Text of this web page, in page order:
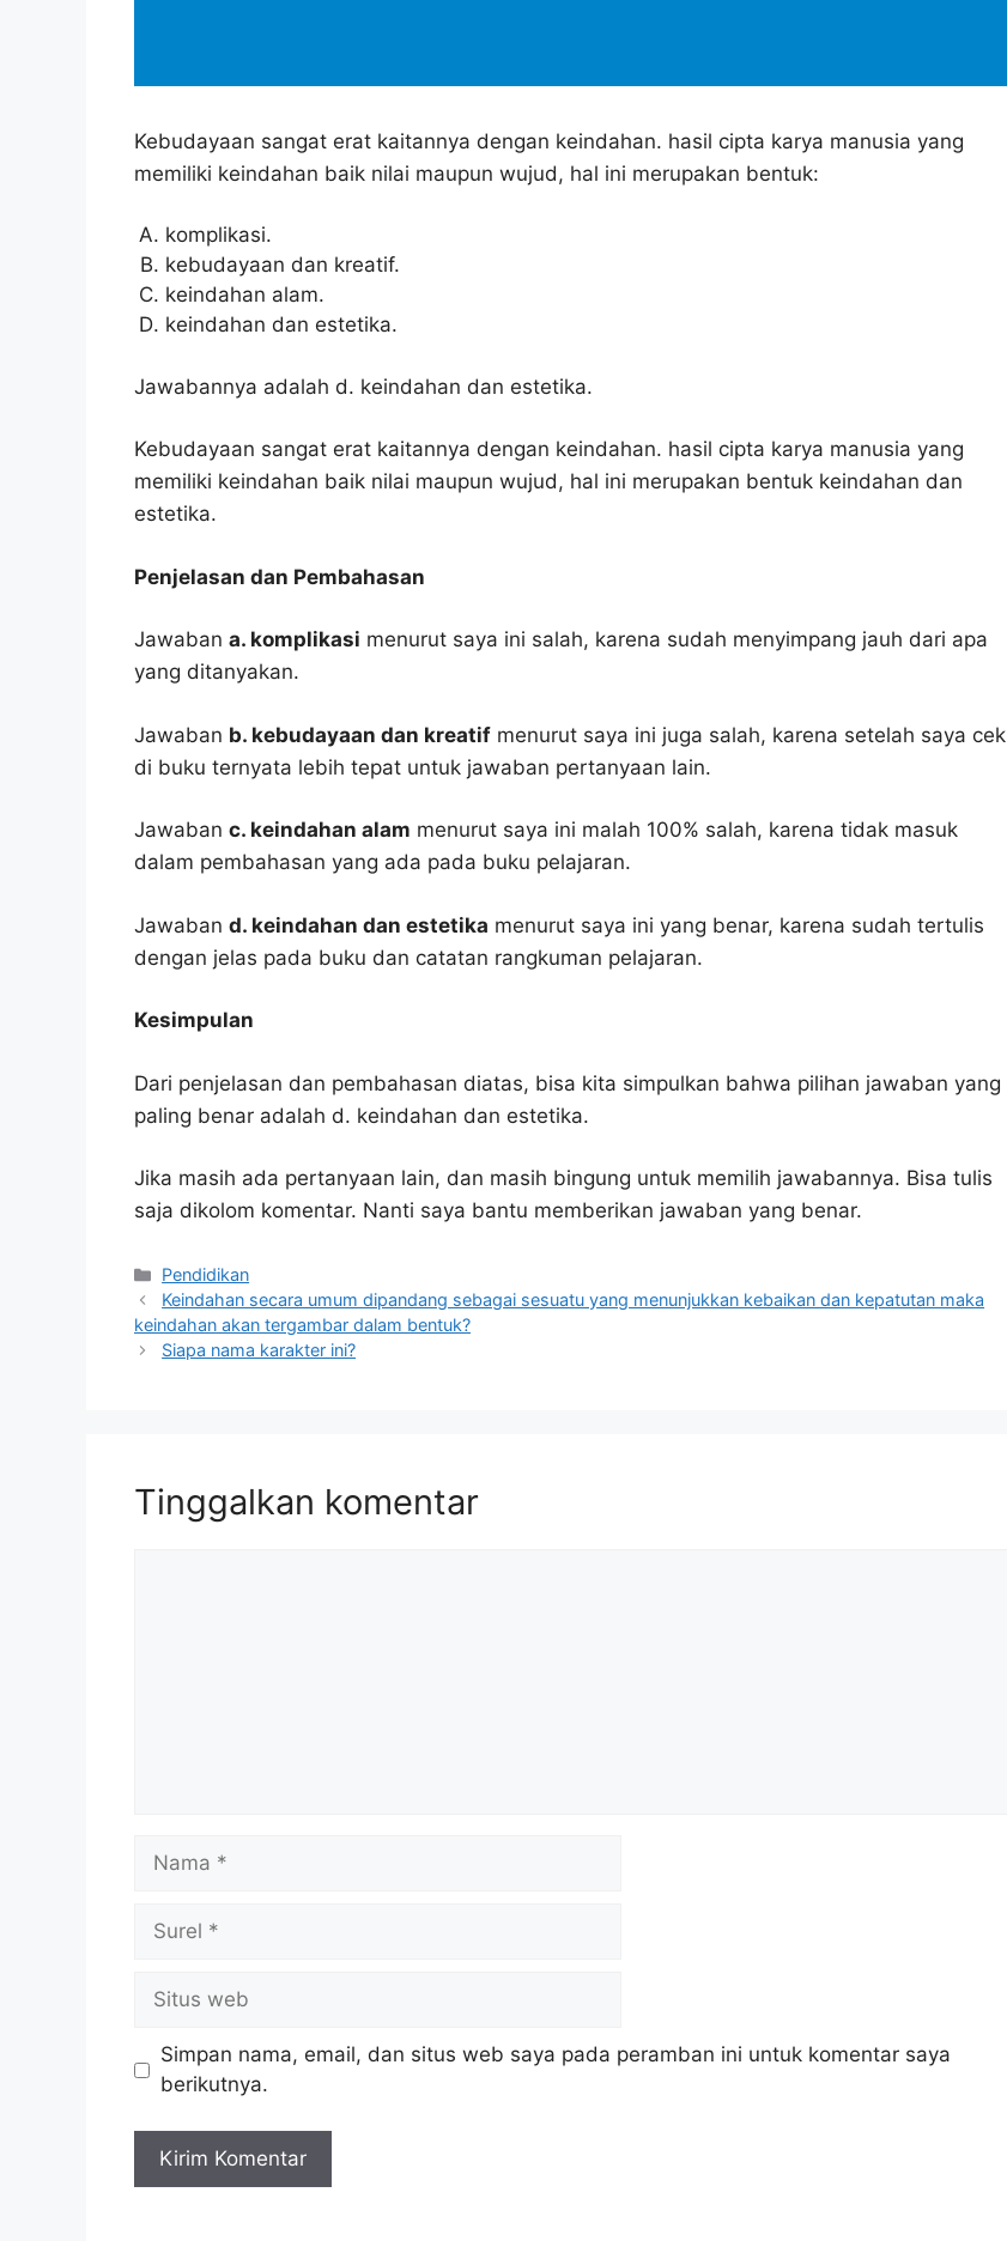
Kebudayaan sangat erat kaitannya dengan keindahan. hasil cipta karya manusia yang
memiliki keindahan baik nilai maupun wujud, hal ini merupakan bentuk:
komplikasi.
kebudayaan dan kreatif.
keindahan alam.
keindahan dan estetika.
Jawabannya adalah d. keindahan dan estetika.
Kebudayaan sangat erat kaitannya dengan keindahan. hasil cipta karya manusia yang
memiliki keindahan baik nilai maupun wujud, hal ini merupakan bentuk keindahan dan
estetika.
Penjelasan dan Pembahasan
Jawaban a. komplikasi menurut saya ini salah, karena sudah menyimpang jauh dari apa
yang ditanyakan.
Jawaban b. kebudayaan dan kreatif menurut saya ini juga salah, karena setelah saya cek
di buku ternyata lebih tepat untuk jawaban pertanyaan lain.
Jawaban c. keindahan alam menurut saya ini malah 100% salah, karena tidak masuk
dalam pembahasan yang ada pada buku pelajaran.
Jawaban d. keindahan dan estetika menurut saya ini yang benar, karena sudah tertulis
dengan jelas pada buku dan catatan rangkuman pelajaran.
Kesimpulan
Dari penjelasan dan pembahasan diatas, bisa kita simpulkan bahwa pilihan jawaban yang
paling benar adalah d. keindahan dan estetika.
Jika masih ada pertanyaan lain, dan masih bingung untuk memilih jawabannya. Bisa tulis
saja dikolom komentar. Nanti saya bantu memberikan jawaban yang benar.
Kategori
Pendidikan
Keindahan secara umum dipandang sebagai sesuatu yang menunjukkan kebaikan dan kepatutan maka
keindahan akan tergambar dalam bentuk?
Siapa nama karakter ini?
Tinggalkan komentar
Nama
Surel
Situs
web
Simpan nama, email, dan situs web saya pada peramban ini untuk komentar saya
berikutnya.